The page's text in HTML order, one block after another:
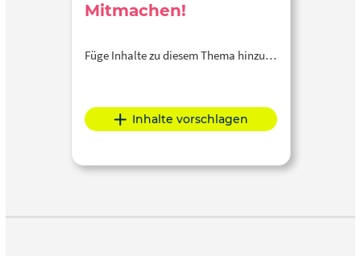
Mitmachen!
Füge Inhalte zu diesem Thema hinzu…
Inhalte vorschlagen